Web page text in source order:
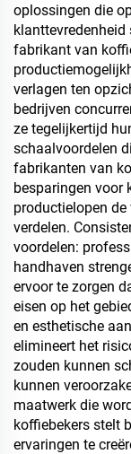
oplossingen die
klanttevredenheid
fabrikant van
verlagen ten
bedrijven
ze tegelijkertijd
schaalvoordelen
fabrikanten van
besparingen voor
productielopen de
verdelen.
voordelen:
handhaven
ervoor te zorgen
eisen op het
en esthetische
elimineert het
zouden kunnen
kunnen
maatwerk die
koffiebekers stelt
ervaringen te